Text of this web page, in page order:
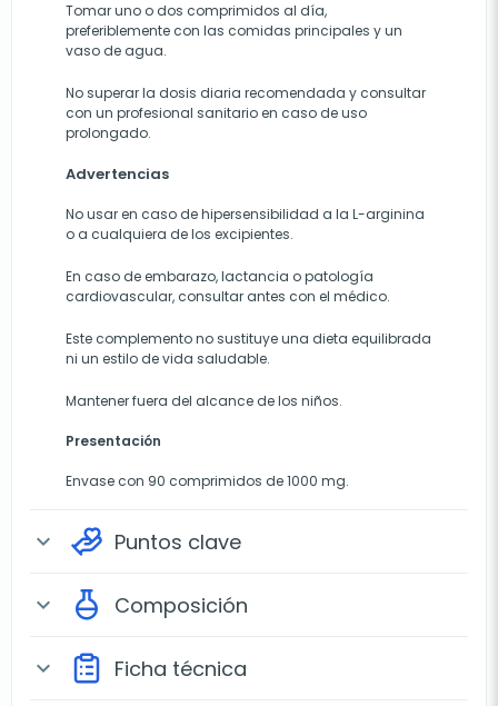
Tomar uno o dos comprimidos al día,
preferiblemente con las comidas principales y un
vaso de agua.
No superar la dosis diaria recomendada y consultar
con un profesional sanitario en caso de uso
prolongado.
Advertencias
No usar en caso de hipersensibilidad a la L-arginina
o a cualquiera de los excipientes.
En caso de embarazo, lactancia o patología
cardiovascular, consultar antes con el médico.
Este complemento no sustituye una dieta equilibrada
ni un estilo de vida saludable.
Mantener fuera del alcance de los niños.
Presentación
Envase con 90 comprimidos de 1000 mg.
expand_more Puntos clave
expand_more Composición
expand_more Ficha técnica